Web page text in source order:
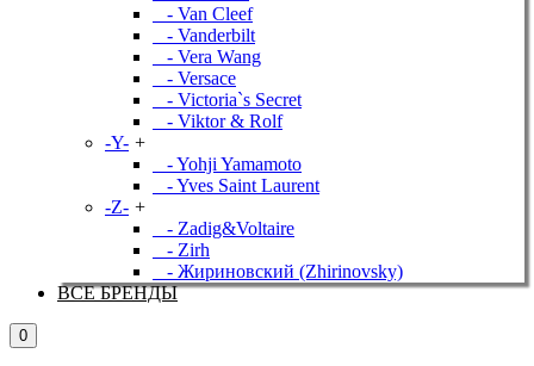
- Van Cleef
- Vanderbilt
- Vera Wang
- Versace
- Victoria`s Secret
- Viktor & Rolf
-Y- +
- Yohji Yamamoto
- Yves Saint Laurent
-Z- +
- Zadig&Voltaire
- Zirh
- Жириновский (Zhirinovsky)
ВСЕ БРЕНДЫ
0